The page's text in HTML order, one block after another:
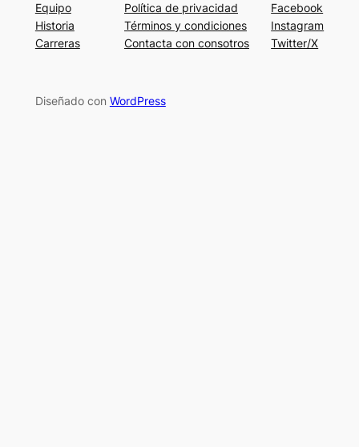
Equipo
Historia
Carreras
Política de privacidad
Términos y condiciones
Contacta con consotros
Facebook
Instagram
Twitter/X
Diseñado con WordPress